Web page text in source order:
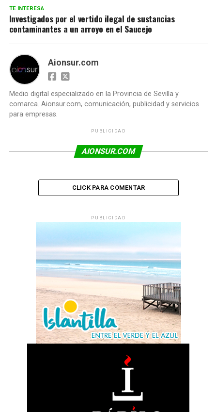
TE INTERESA
Investigados por el vertido ilegal de sustancias
contaminantes a un arroyo en el Saucejo
Aionsur.com
Medio digital especializado en la Provincia de Sevilla y
comarca. Aionsur.com, comunicación, publicidad y servicios
para empresas.
PUBLICIDAD
AIONSUR.COM
CLICK PARA COMENTAR
PUBLICIDAD